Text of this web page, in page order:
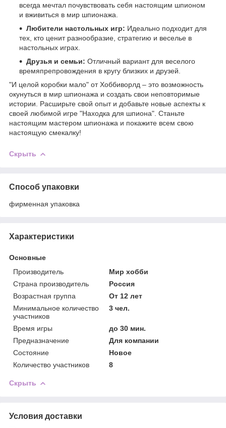
всегда мечтал почувствовать себя настоящим шпионом
и вживиться в мир шпионажа.
Любители настольных игр: Идеально подходит для
тех, кто ценит разнообразие, стратегию и веселье в
настольных играх.
Друзья и семьи: Отличный вариант для веселого
времяпрепровождения в кругу близких и друзей.
"И целой коробки мало" от Хоббиворлд – это возможность
окунуться в мир шпионажа и создать свои неповторимые
истории. Расширьте свой опыт и добавьте новые аспекты к
своей любимой игре "Находка для шпиона". Станьте
настоящим мастером шпионажа и покажите всем свою
настоящую смекалку!
Скрыть
Способ упаковки
фирменная упаковка
Характеристики
Основные
Производитель
Мир хобби
Страна производитель
Россия
Возрастная группа
От 12 лет
Минимальное количество
участников
3 чел.
Время игры
до 30 мин.
Предназначение
Для компании
Состояние
Новое
Количество участников
8
Скрыть
Условия доставки